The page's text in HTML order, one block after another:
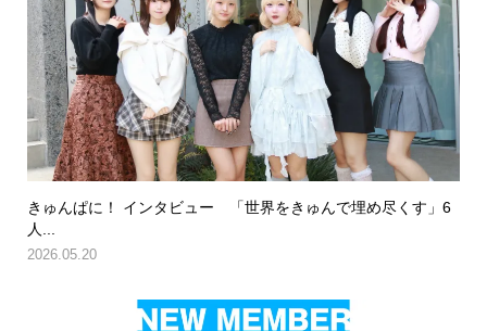
きゅんぱに！ インタビュー 「世界をきゅんで埋め尽くす」6
人...
2026.05.20